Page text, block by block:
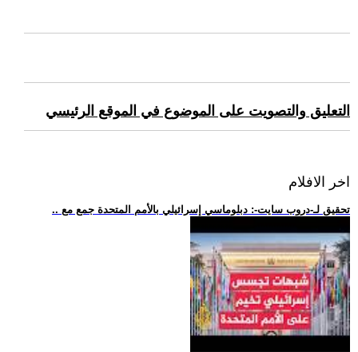
التعليق والتصويت على الموضوع في الموقع الرئيسي
اخر الافلام
.. تحقيق لـ-دروب سايت-: دبلوماسي إسرائيلي بالأمم المتحدة جمع مع